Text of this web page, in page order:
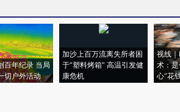
百年纪录 当局
切户外活动
加沙上百万流离失所者困
于“塑料烤箱” 高温引发健
康危机
视线
术：
心“花